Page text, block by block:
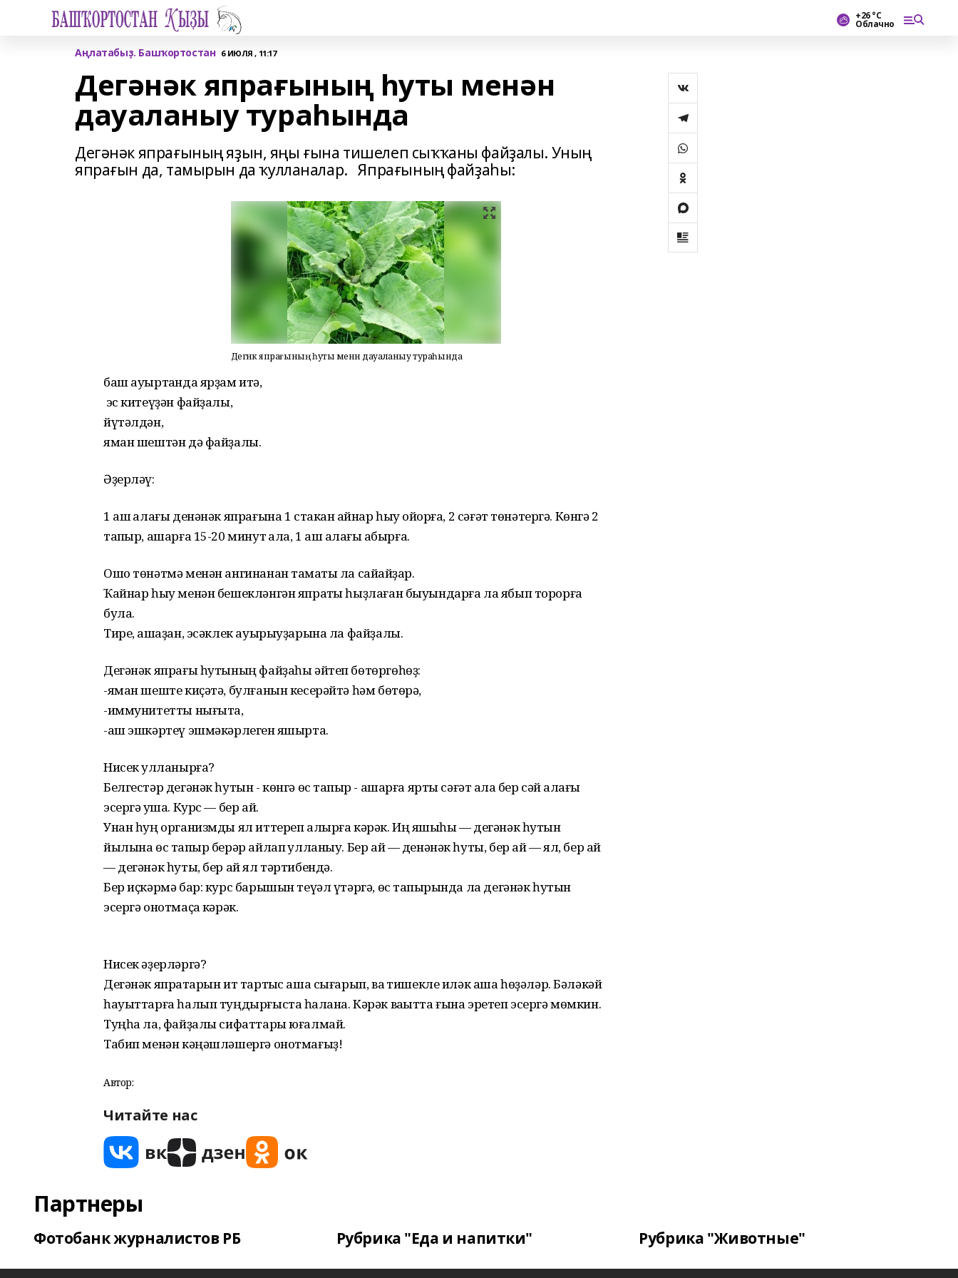
+26 °С
Облачно
Аңлатабыҙ. Башҡортостан 6 ИЮЛЯ , 11:17
Дегәнәк япрағының һуты менән
дауаланыу тураһында
Дегәнәк япрағының яҙын, яңы ғына тишелеп сыҡҡаны файҙалы. Уның
япрағын да, тамырын да ҡулланалар. Япрағының файҙаһы:
Дегәнәк япрағының һуты менән дауаланыу тураһында
баш ауыртҡанда ярҙам итә,
эс китеүҙән файҙалы,
йүтәлдән,
яман шештән дә файҙалы.
Әҙерләү:
1 аш ҡалағы денәнәк япрағына 1 стакан ҡайнар һыу ҡойорға, 2 сәғәт төнәтергә. Көнгә 2
тапҡыр, ашарға 15-20 минут ҡала, 1 аш ҡалағы ҡабырға.
Ошо төнәтмә менән ангинанан тамаҡты ла сайҡайҙар.
Ҡайнар һыу менән бешекләнгән япраҡты һыҙлаған быуындарға ла ябып торорға
була.
Тире, ашҡаҙан, эсәклек ауырыуҙарына ла файҙалы.
Дегәнәк япрағы һутының файҙаһы әйтеп бөтөргөһөҙ:
-яман шеште киҫәтә, булғанын кесерәйтә һәм бөтөрә,
-иммунитетты нығыта,
-аш эшкәртеү эшмәкәрлеген яҡшырта.
Нисек ҡулланырға?
Белгестәр дегәнәк һутын - көнгә өс тапҡыр - ашарға ярты сәғәт ҡала бер сәй ҡалағы
эсергә ҡуша. Курс — бер ай.
Унан һуң организмды ял иттереп алырға кәрәк. Иң яҡшыһы — дегәнәк һутын
йылына өс тапҡыр берәр айлап ҡулланыу. Бер ай — денәнәк һуты, бер ай — ял, бер ай
— дегәнәк һуты, бер ай ял тәртибендә.
Бер иҫкәрмә бар: курс барышын теүәл үтәргә, өс тапҡырында ла дегәнәк һутын
эсергә онотмаҫҡа кәрәк.
Нисек әҙерләргә?
Дегәнәк япраҡтарын ит тартҡыс аша сығарып, ваҡ тишекле иләк аша һөҙәләр. Бәләкәй
һауыттарға һалып туңдырғыста һаҡлана. Кәрәк ваҡытта ғына эретеп эсергә мөмкин.
Туңһа ла, файҙалы сифаттары юғалмай.
Табип менән кәңәшләшергә онотмағыҙ!
Автор:
Читайте нас
Партнеры
Фотобанк журналистов РБ Рубрика "Еда и напитки" Рубрика "Животные"